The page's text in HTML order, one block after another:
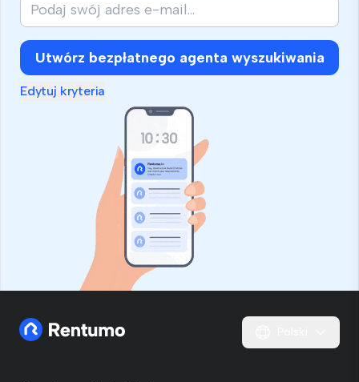
jesteś
człowiekiem,
zignoruj
to
pole
Utwórz bezpłatnego agenta wyszukiwania
Edytuj kryteria